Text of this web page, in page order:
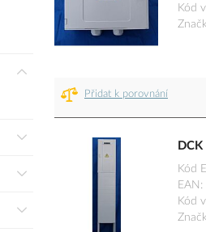
Kód
Přidat k porovnání
Kód
EAN
Kód